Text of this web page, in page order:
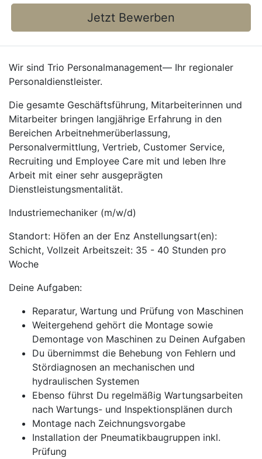
Jetzt Bewerben
Wir sind Trio Personalmanagement— Ihr regionaler
Personaldienstleister.
Die gesamte Geschäftsführung, Mitarbeiterinnen und
Mitarbeiter bringen langjährige Erfahrung in den
Bereichen Arbeitnehmerüberlassung,
Personalvermittlung, Vertrieb, Customer Service,
Recruiting und Employee Care mit und leben Ihre
Arbeit mit einer sehr ausgeprägten
Dienstleistungsmentalität.
Industriemechaniker (m/w/d)
Standort: Höfen an der Enz Anstellungsart(en):
Schicht, Vollzeit Arbeitszeit: 35 - 40 Stunden pro
Woche
Deine Aufgaben:
Reparatur, Wartung und Prüfung von Maschinen
Weitergehend gehört die Montage sowie
Demontage von Maschinen zu Deinen Aufgaben
Du übernimmst die Behebung von Fehlern und
Stördiagnosen an mechanischen und
hydraulischen Systemen
Ebenso führst Du regelmäßig Wartungsarbeiten
nach Wartungs- und Inspektionsplänen durch
Montage nach Zeichnungsvorgabe
Installation der Pneumatikbaugruppen inkl.
Prüfung